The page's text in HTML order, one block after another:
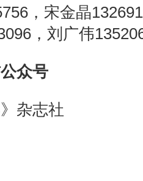
，宋金晶
，刘广伟
众号
杂志社